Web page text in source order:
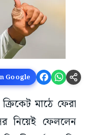
Google
মাঠে ফেরা
নিয়েই ফেললেন